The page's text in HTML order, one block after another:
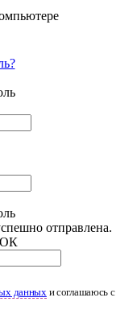
отправлена.
данных и соглашаюсь с